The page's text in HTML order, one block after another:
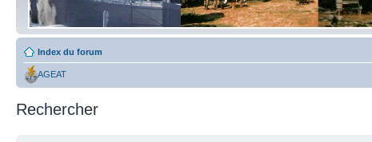
Index du forum
AGEAT
Rechercher